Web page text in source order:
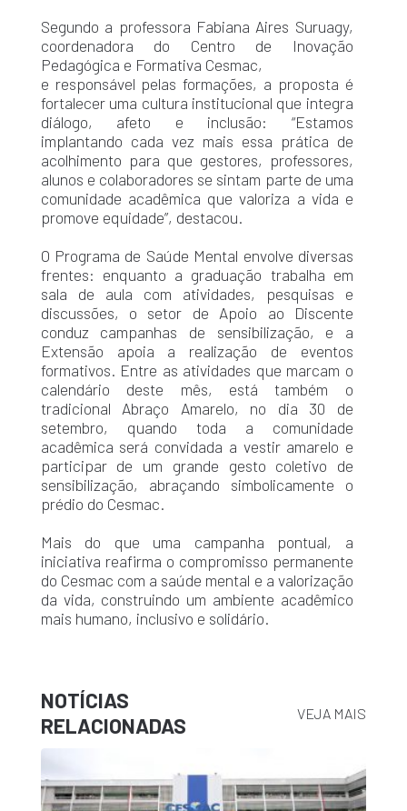
Segundo a professora Fabiana Aires Suruagy,
coordenadora do Centro de Inovação
Pedagógica e Formativa Cesmac,
e responsável pelas formações, a proposta é
fortalecer uma cultura institucional que integra
diálogo, afeto e inclusão: “Estamos
implantando cada vez mais essa prática de
acolhimento para que gestores, professores,
alunos e colaboradores se sintam parte de uma
comunidade acadêmica que valoriza a vida e
promove equidade”, destacou.
O Programa de Saúde Mental envolve diversas
frentes: enquanto a graduação trabalha em
sala de aula com atividades, pesquisas e
discussões, o setor de Apoio ao Discente
conduz campanhas de sensibilização, e a
Extensão apoia a realização de eventos
formativos. Entre as atividades que marcam o
calendário deste mês, está também o
tradicional Abraço Amarelo, no dia 30 de
setembro, quando toda a comunidade
acadêmica será convidada a vestir amarelo e
participar de um grande gesto coletivo de
sensibilização, abraçando simbolicamente o
prédio do Cesmac.
Mais do que uma campanha pontual, a
iniciativa reafirma o compromisso permanente
do Cesmac com a saúde mental e a valorização
da vida, construindo um ambiente acadêmico
mais humano, inclusivo e solidário.
NOTÍCIAS
RELACIONADAS
VEJA MAIS